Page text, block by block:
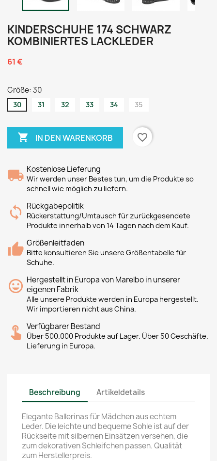
KINDERSCHUHE 174 SCHWARZ
KOMBINIERTES LACKLEDER
61 €
Größe: 30
30 31 32 33 34 35
 IN DEN WARENKORB favorite_border
Kostenlose Lieferung
Wir werden unser Bestes tun, um die Produkte so
schnell wie möglich zu liefern.
Rückgabepolitik
Rückerstattung/Umtausch für zurückgesendete
Produkte innerhalb von 14 Tagen nach dem Kauf.
Größenleitfaden
Bitte konsultieren Sie unsere Größentabelle für
Schuhe.
Hergestellt in Europa von Marelbo in unserer
eigenen Fabrik
Alle unsere Produkte werden in Europa hergestellt.
Wir importieren nicht aus China.
Verfügbarer Bestand
Über 500.000 Produkte auf Lager. Über 50 Geschäfte.
Lieferung in Europa.
Beschreibung Artikeldetails
Elegante Ballerinas für Mädchen aus echtem
Leder. Die leichte und bequeme Sohle ist auf der
Rückseite mit silbernen Einsätzen versehen, die
zum dekorativen Schleifchen passen. Qualität
zum Herstellerpreis.